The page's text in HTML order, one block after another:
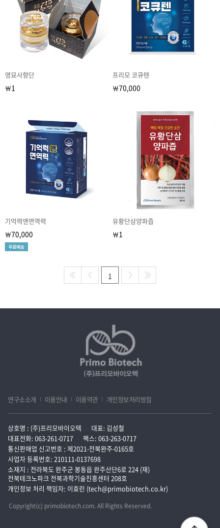
영묘사향단
￦1
프리모 코큐텐
￦70,000
기억력앤면역력
￦70,000
유황단삼양파즙
￦1
1
연구소소개 이용안내 이용약관 개인정보처리방침
상호명 : (주)프리모바이오텍
대표: 김성철
대표전화: 063-261-0717
팩스: 063-263-0717
통신판매업 신고번호 : 제2021-전북완주-0165호
사업자 등록번호: 210111-0137698
소재지 : 전라북도 완주군 봉동읍 완주산단6로 224 (재)
전북테크노파크 전북과학기술진흥센터 208호
개인정보 처리 책임자: 이효린 (tech@primobiotech.co.kr)
Copyright(c) primobiotech.com. All Rights Reserved.